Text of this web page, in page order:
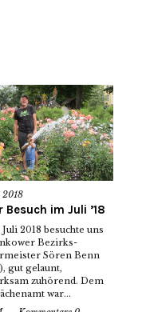
2018
Besuch im Juli ’18
Juli 2018 besuchte uns
Bezirks-
Sören Benn
gut gelaunt,
zuhörend. Dem
war...